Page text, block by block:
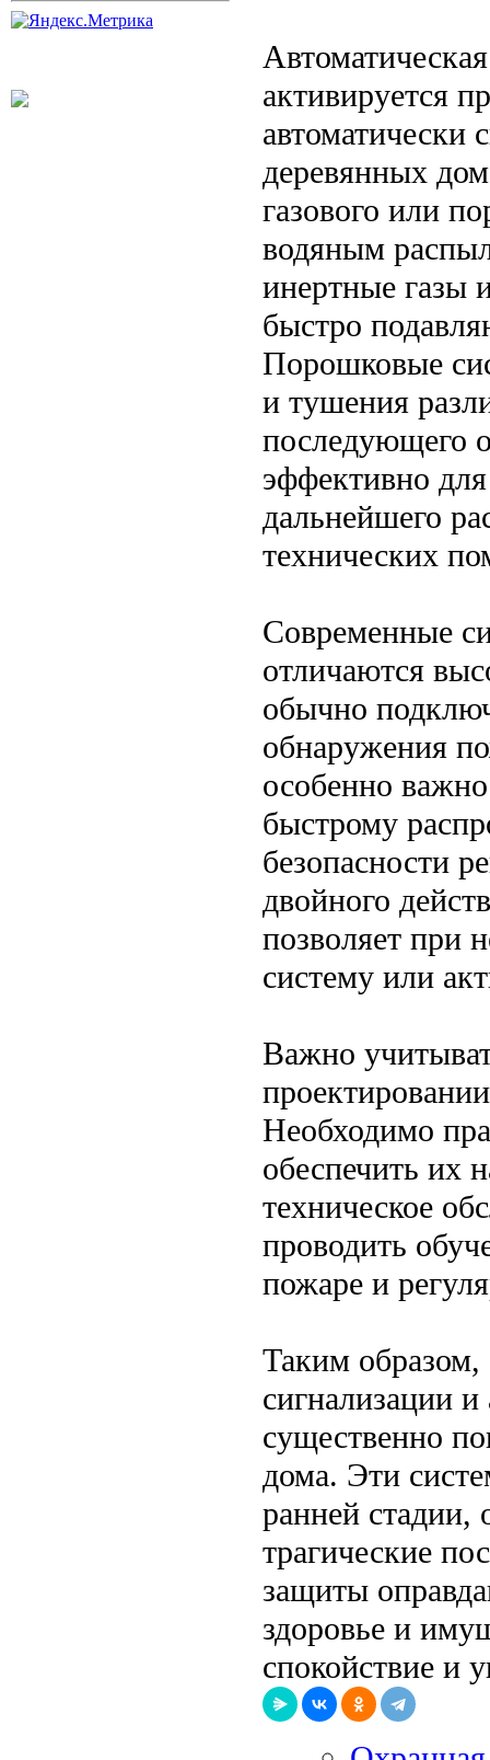
активируется
автоматически
деревянных
газового или
водяным
инертные газы
быстро
Порошковые
и тушения
последующего
эффективно
дальнейшего
технических
Современные
отличаются
обычно
обнаружения
особенно
быстрому
безопасности
двойного
позволяет при
систему или
Важно
Необходимо
обеспечить их
техническое
проводить
пожаре и
Таким образом,
сигнализации
существенно
дома. Эти
ранней стадии,
трагические
защиты
здоровье и
спокойствие и